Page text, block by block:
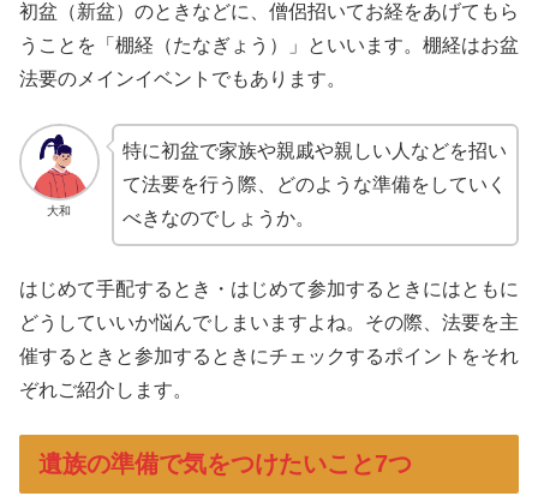
初盆（新盆）のときなどに、僧侶招いてお経をあげてもら
うことを「棚経（たなぎょう）」といいます。棚経はお盆
法要のメインイベントでもあります。
大和
特に初盆で家族や親戚や親しい人などを招い
て法要を行う際、どのような準備をしていく
べきなのでしょうか。
はじめて手配するとき・はじめて参加するときにはともに
どうしていいか悩んでしまいますよね。その際、法要を主
催するときと参加するときにチェックするポイントをそれ
ぞれご紹介します。
遺族の準備で気をつけたいこと7つ